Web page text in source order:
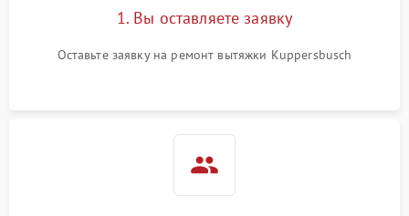
1. Вы оставляете заявку
Оставьте заявку на ремонт вытяжки Kuppersbusch